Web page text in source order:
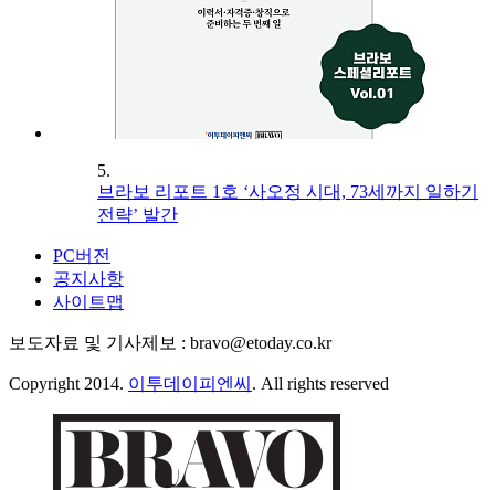
5.
브라보 리포트 1호 ‘사오정 시대, 73세까지 일하기
전략’ 발간
PC버전
공지사항
사이트맵
보도자료 및 기사제보 : bravo@etoday.co.kr
Copyright 2014. 이투데이피엔씨 . All rights reserved